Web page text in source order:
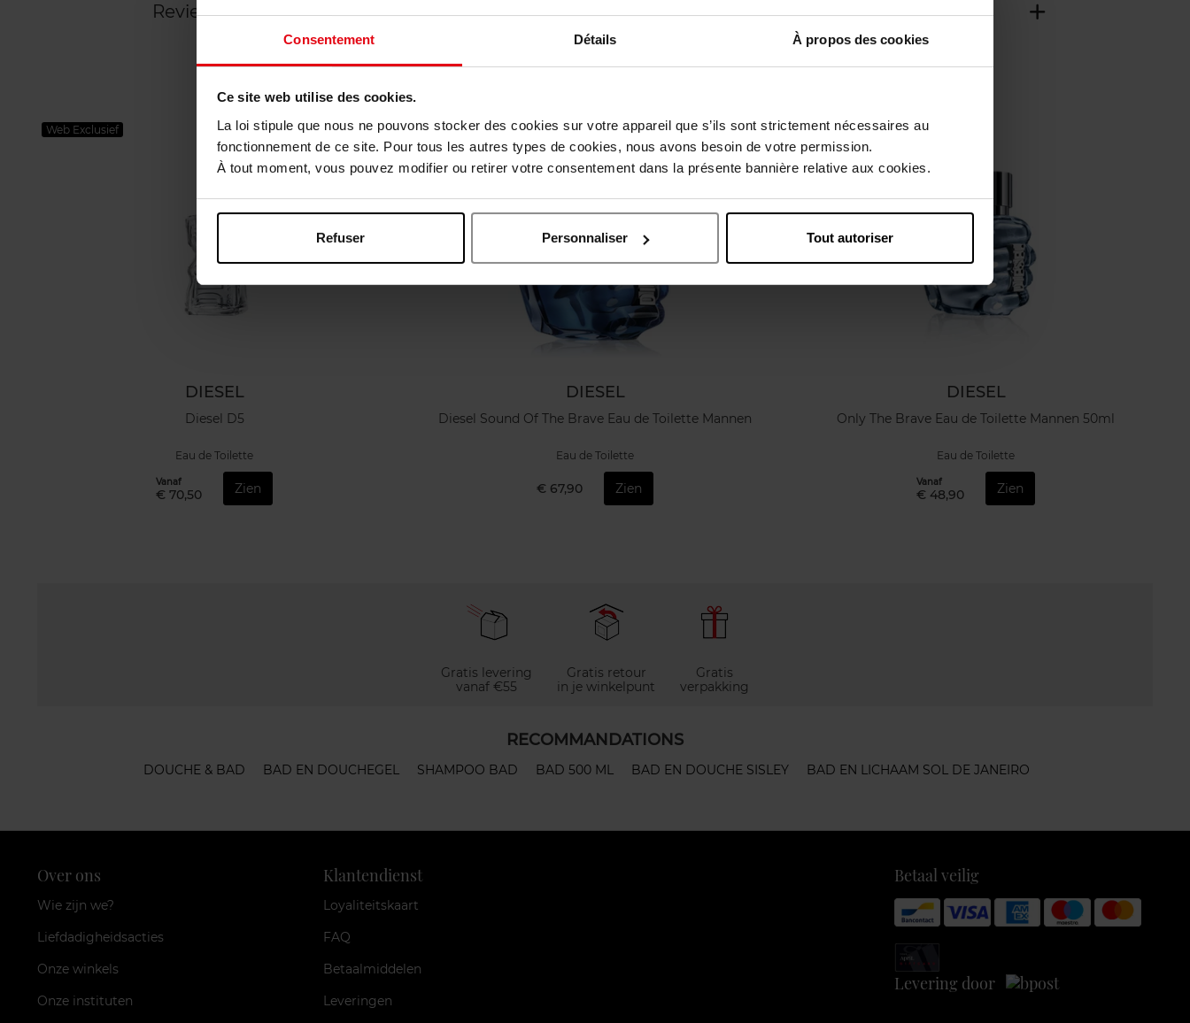
Consentement Détails À propos des cookies
Ce site web utilise des cookies.
La loi stipule que nous ne pouvons stocker des cookies sur votre appareil que s’ils sont strictement nécessaires au
fonctionnement de ce site. Pour tous les autres types de cookies, nous avons besoin de votre permission.
À tout moment, vous pouvez modifier ou retirer votre consentement dans la présente bannière relative aux cookies.
Refuser Personnaliser Tout autoriser
Review Beleid inzake klantbeoordelingen
Nog iets vergeten ?
Web Exclusief
DIESEL
Diesel D5
Eau de Toilette
Vanaf
€ 70,50 Zien
DIESEL
Diesel Sound Of The Brave Eau de Toilette Mannen
Eau de Toilette
€ 67,90 Zien
DIESEL
Only The Brave Eau de Toilette Mannen 50ml
Eau de Toilette
Vanaf
€ 48,90 Zien
Gratis levering
vanaf €55
Gratis retour
in je winkelpunt
Gratis
verpakking
RECOMMANDATIONS
DOUCHE & BAD BAD EN DOUCHEGEL SHAMPOO BAD BAD 500 ML BAD EN DOUCHE SISLEY BAD EN LICHAAM SOL DE JANEIRO
Over ons
Wie zijn we?
Liefdadigheidsacties
Onze winkels
Onze instituten
Klantendienst
Loyaliteitskaart
FAQ
Betaalmiddelen
Leveringen
Betaal veilig
Levering door